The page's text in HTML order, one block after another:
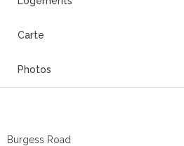
Carte
Photos
Burgess Road